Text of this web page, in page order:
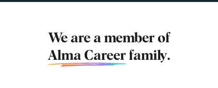
We are a member of
Alma Career family.